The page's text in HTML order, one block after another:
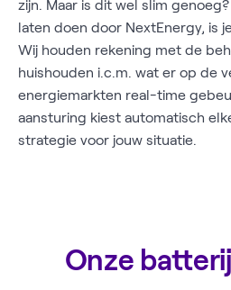
zijn. Maar is dit wel slim
laten doen door NextEnergy, is
Wij houden rekening met de
huishouden i.c.m. wat er op de
energiemarkten real-time
aansturing kiest automatisch
strategie voor jouw situatie.
Onze